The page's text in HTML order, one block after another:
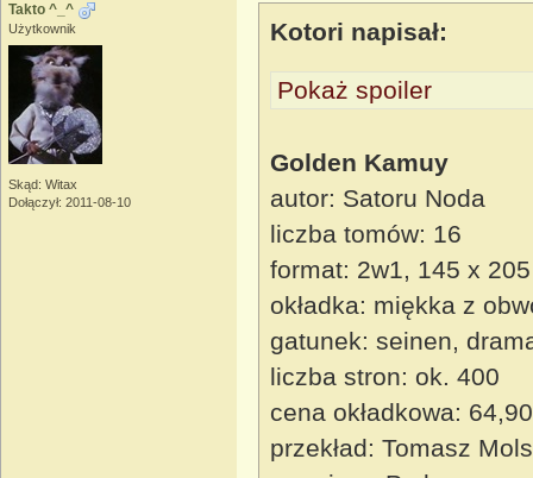
Takto ^_^
Użytkownik
Skąd: Witax
Dołączył: 2011-08-10
Kotori napisał:
Pokaż spoiler
Golden Kamuy
autor: Satoru Noda
liczba tomów: 16
format: 2w1, 145 x
okładka: miękka z
gatunek: seinen,
liczba stron: ok. 400
cena okładkowa: 64,90
przekład: Tomasz